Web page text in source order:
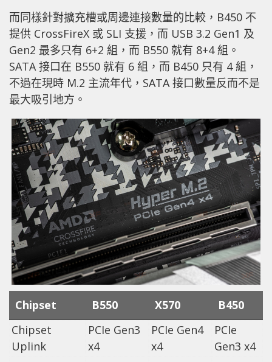
而同樣針對擴充槽或周邊連接數量的比較，B450 不
提供 CrossFireX 或 SLI 支援，而 USB 3.2 Gen1 及
Gen2 最多只有 6+2 組，而 B550 就有 8+4 組。
SATA 接口在 B550 就有 6 組，而 B450 只有 4 組，
不過在現時 M.2 主流年代，SATA 接口數量反而不是
最大吸引地方。
Chipset B550 X570
B450
Chipset
Uplink
PCIe Gen3
x4
PCIe Gen4
x4
PCIe
Gen3 x4